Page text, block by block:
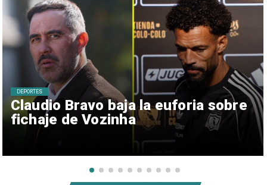
Claudio Bravo baja la euforia sobre
fichaje de Vozinha
DEPORTES